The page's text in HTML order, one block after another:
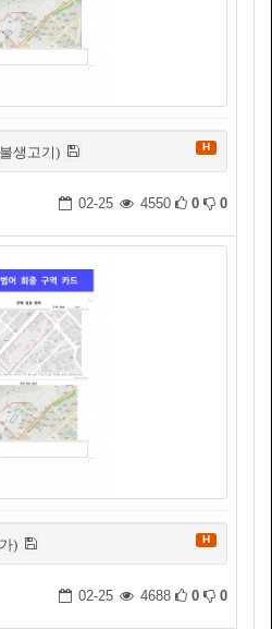
생고기) H
02-25 4550 0 0
) H
02-25 4688 0 0